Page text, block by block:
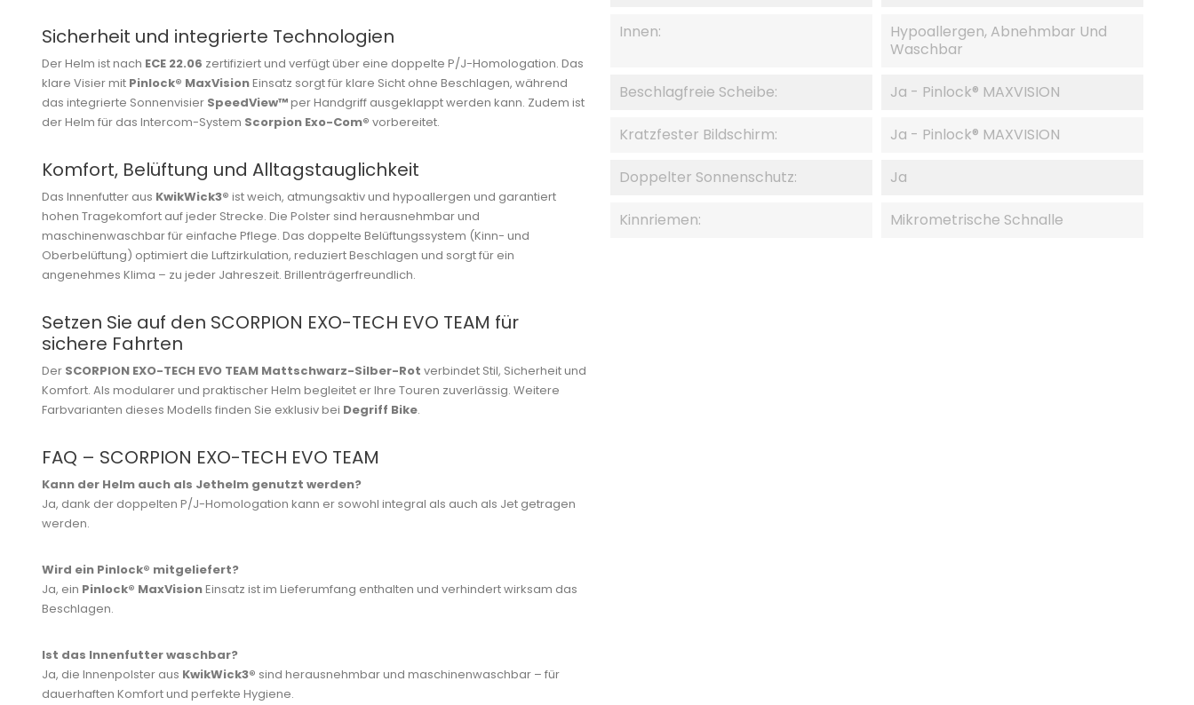
Sicherheit und integrierte Technologien
Der Helm ist nach ECE 22.06 zertifiziert und verfügt über eine doppelte P/J-Homologation. Das
klare Visier mit Pinlock® MaxVisionEinsatz sorgt für klare Sicht ohne Beschlagen, während
das integrierte Sonnenvisier SpeedView™per Handgriff ausgeklappt werden kann. Zudem ist
der Helm für das Intercom-System Scorpion Exo-Com® vorbereitet.
Komfort, Belüftung und Alltagstauglichkeit
Das Innenfutter aus KwikWick3® ist weich, atmungsaktiv und hypoallergen und garantiert
hohen Tragekomfort auf jeder Strecke. Die Polster sind herausnehmbar und
maschinenwaschbar für einfache Pflege. Das doppelte Belüftungssystem (Kinn- und
Oberbelüftung) optimiert die Luftzirkulation, reduziert Beschlagen und sorgt für ein
angenehmes Klima – zu jeder Jahreszeit. Brillenträgerfreundlich.
Setzen Sie auf den SCORPION EXO-TECH EVO TEAM für
sichere Fahrten
Der SCORPION EXO-TECH EVO TEAM Mattschwarz-Silber-Rot verbindet Stil, Sicherheit und
Komfort. Als modularer und praktischer Helm begleitet er Ihre Touren zuverlässig. Weitere
Farbvarianten dieses Modells finden Sie exklusiv bei Degriff Bike.
FAQ – SCORPION EXO-TECH EVO TEAM
Kann der Helm auch als Jethelm genutzt werden?
Ja, dank der doppelten P/J-Homologation kann er sowohl integral als auch als Jet getragen
werden.
Wird ein Pinlock® mitgeliefert?
Ja, ein Pinlock® MaxVisionEinsatz ist im Lieferumfang enthalten und verhindert wirksam das
Beschlagen.
Ist das Innenfutter waschbar?
Ja, die Innenpolster aus KwikWick3® sind herausnehmbar und maschinenwaschbar – für
dauerhaften Komfort und perfekte Hygiene.
Innen:
Hypoallergen, Abnehmbar Und
Waschbar
Beschlagfreie Scheibe: Ja - Pinlock® MAXVISION
Kratzfester Bildschirm: Ja - Pinlock® MAXVISION
Doppelter Sonnenschutz: Ja
Kinnriemen: Mikrometrische Schnalle